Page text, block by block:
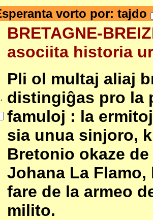
vorto por: tajdo
BRETAGNE-
asociita historia
Pli ol multaj aliaj
distingiĝas pro la
famuloj : la
sia unua sinjoro,
Bretonio okaze
Johana La
fare de la armeo
milito.